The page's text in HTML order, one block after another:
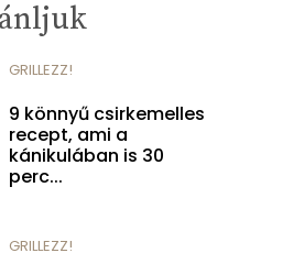
GRILLEZZ!
9 könnyű csirkemelles
recept, ami a
kánikulában is 30
perc...
GRILLEZZ!